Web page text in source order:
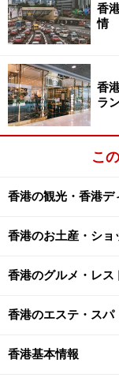
香
情
香
ラ
こ
香港の観光・香港デ
香港のお土産・ショ
香港のグルメ・レス
香港のエステ・スパ
香港基本情報